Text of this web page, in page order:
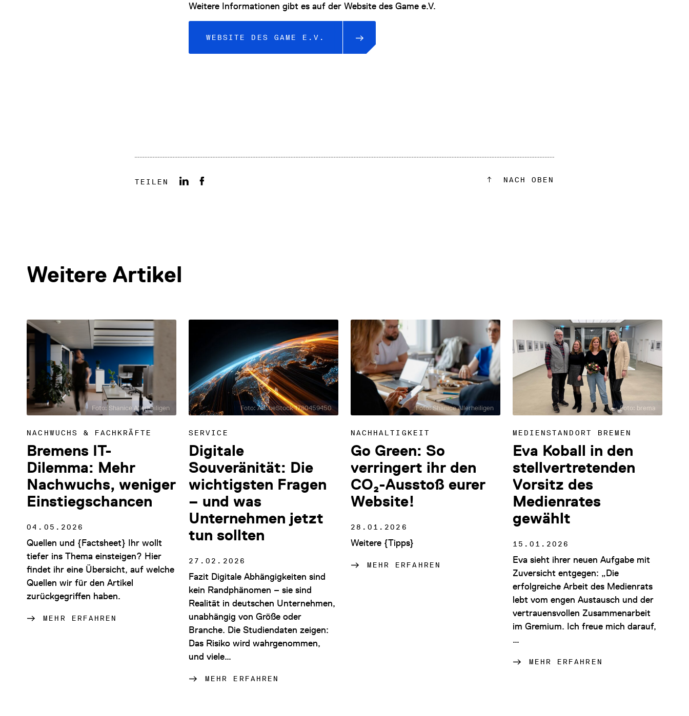
Weitere Informationen gibt es auf der Website des Game e.V.
WEBSITE DES GAME E.V.
TEILEN NACH OBEN
Weitere Artikel
Foto: Shanice Allerheiligen
NACHWUCHS & FACHKRÄFTE
Bremens IT-
Dilemma: Mehr
Nachwuchs, weniger
Einstiegschancen
04.05.2026
Quellen und {Factsheet} Ihr wollt
tiefer ins Thema einsteigen? Hier
findet ihr eine Übersicht, auf welche
Quellen wir für den Artikel
zurückgegriffen haben.
MEHR ERFAHREN
Foto: AdobeStock 1780459450
SERVICE
Digitale
Souveränität: Die
wichtigsten Fragen
– und was
Unternehmen jetzt
tun sollten
27.02.2026
Fazit Digitale Abhängigkeiten sind
kein Randphänomen – sie sind
Realität in deutschen Unternehmen,
unabhängig von Größe oder
Branche. Die Studiendaten zeigen:
Das Risiko wird wahrgenommen,
und viele…
MEHR ERFAHREN
Foto: Shanice Allerheiligen
NACHHALTIGKEIT
Go Green: So
verringert ihr den
CO₂-Ausstoß eurer
Website!
28.01.2026
Weitere {Tipps}
MEHR ERFAHREN
Foto: brema
MEDIENSTANDORT BREMEN
Eva Koball in den
stellvertretenden
Vorsitz des
Medienrates
gewählt
15.01.2026
Eva sieht ihrer neuen Aufgabe mit
Zuversicht entgegen: „Die
erfolgreiche Arbeit des Medienrats
lebt vom engen Austausch und der
vertrauensvollen Zusammenarbeit
im Gremium. Ich freue mich darauf,
…
MEHR ERFAHREN